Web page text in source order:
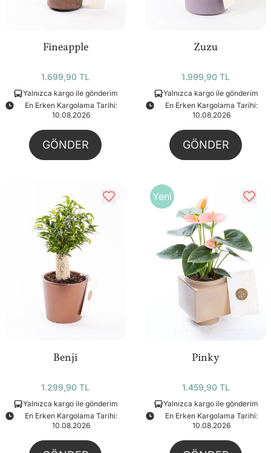
Fineapple
1.699,90 TL
Yalnızca kargo ile gönderim
En Erken Kargolama Tarihi:
10.08.2026
GÖNDER
Zuzu
1.999,90 TL
Yalnızca kargo ile gönderim
En Erken Kargolama Tarihi:
10.08.2026
GÖNDER
Benji
1.299,90 TL
Yalnızca kargo ile gönderim
En Erken Kargolama Tarihi:
10.08.2026
Yeni
Pinky
1.459,90 TL
Yalnızca kargo ile gönderim
En Erken Kargolama Tarihi:
10.08.2026